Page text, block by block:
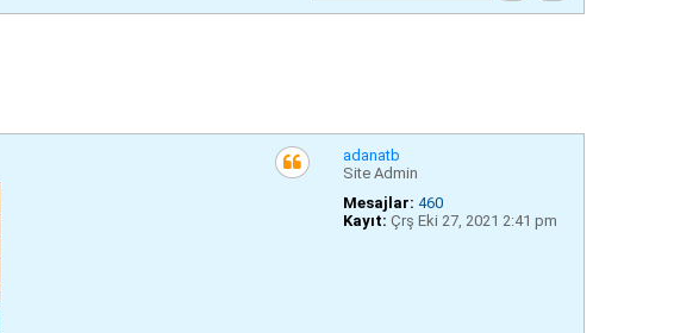
adanatb
Site Admin
Mesajlar: 460
Kayıt: Çrş Eki 27, 2021 2:41 pm